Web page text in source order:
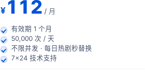
¥112 / 月
有效期 1 个月
50,000 次 / 天
不限并发 · 每日热剧秒替换
7×24 技术支持